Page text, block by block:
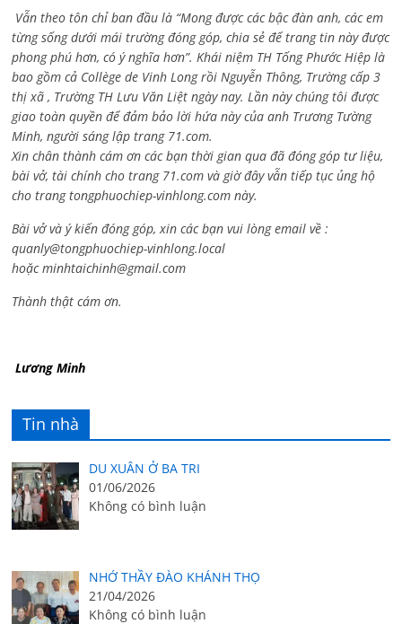
Vẫn theo tôn chỉ ban đầu là “Mong được các bậc đàn anh, các em
từng sống dưới mái trường đóng góp, chia sẻ để trang tin này được
phong phú hơn, có ý nghĩa hơn”. Khái niệm TH Tống Phước Hiệp là
bao gồm cả Collège de Vinh Long rồi Nguyễn Thông, Trường cấp 3
thị xã , Trường TH Lưu Văn Liệt ngày nay. Lần này chúng tôi được
giao toàn quyền để đảm bảo lời hứa này của anh Trương Tường
Minh, người sáng lập trang 71.com.
Xin chân thành cám ơn các bạn thời gian qua đã đóng góp tư liệu,
bài vở, tài chính cho trang 71.com và giờ đây vẫn tiếp tục ủng hộ
cho trang tongphuochiep-vinhlong.com này.
Bài vở và ý kiến đóng góp, xin các bạn vui lòng email về :
quanly@tongphuochiep-vinhlong.local
hoặcminhtaichinh@gmail.com
Thành thật cám ơn.
Lương Minh
Tin nhà
DU XUÂN Ở BA TRI
01/06/2026
Không có bình luận
NHỚ THẦY ĐÀO KHÁNH THỌ
21/04/2026
Không có bình luận